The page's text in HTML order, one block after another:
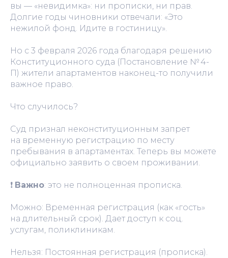
вы — «невидимка»: ни прописки, ни прав.
Долгие годы чиновники отвечали: «Это
нежилой фонд. Идите в гостиницу».
Но с 3 февраля 2026 года благодаря решению
Конституционного суда (Постановление № 4-
П) жители апартаментов наконец-то получили
важное право.
Что случилось?
Суд признал неконституционным запрет
на временную регистрацию по месту
пребывания в апартаментах. Теперь вы можете
официально заявить о своем проживании.
❗️ Важно: это не полноценная прописка.
Можно: Временная регистрация (как «гость»
на длительный срок). Дает доступ к соц.
услугам, поликлиникам.
Нельзя: Постоянная регистрация (прописка).